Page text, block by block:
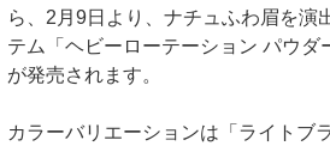
ら、2月9日より、ナチュふわ眉を演
テム「ヘビーローテーション パウダ
が発売されます。
カラーバリエーションは「ライトブ